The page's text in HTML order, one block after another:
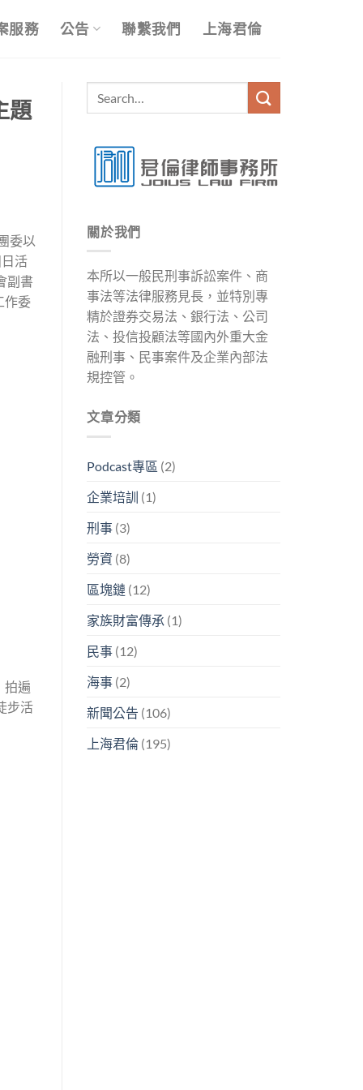
服務 公告 聯繫我們 上海君倫
題
委以
活
副書
作委
拍遍
步活
關於我們
本所以一般民刑事訴訟案件、商
事法等法律服務見長，並特別專
精於證券交易法、銀行法、公司
法、投信投顧法等國內外重大金
融刑事、民事案件及企業內部法
規控管。
文章分類
Podcast專區 (2)
企業培訓 (1)
刑事 (3)
勞資 (8)
區塊鏈 (12)
家族財富傳承 (1)
民事 (12)
海事 (2)
新聞公告 (106)
上海君倫 (195)